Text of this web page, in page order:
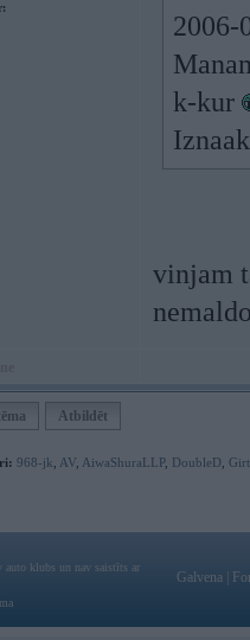
2006-
k-kur
vinjam
Atbildēt
968-jk AV AiwaShuraLLP, DoubleD
auto klubs un nav saistīts ar
Galvena